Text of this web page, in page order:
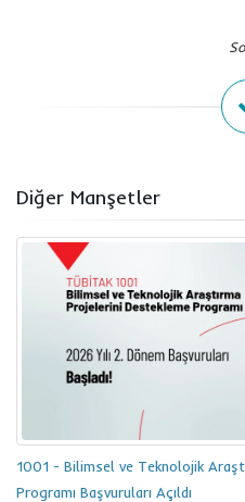
Diğer Manşetler
1001 - Bilimsel ve Teknolojik
Programı Başvuruları Açıldı